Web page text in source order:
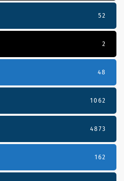
52
2
48
1062
4873
162